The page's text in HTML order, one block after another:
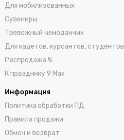
Для мобилизованных
Сувениры
Тревожный чемоданчик
Для кадетов, курсантов, студентов
Распродажа %
К празднику 9 Мая
Информация
Политика обработки ПД
Правила продажи
Обмен и возврат